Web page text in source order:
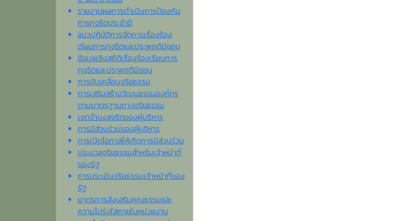
รายงานผลการดำเนินการป้องกัน
การทุจริตประจำปี
แนวปฏิบัติการจัดการเรื่องร้อง
เรียนการทุจริตและประพฤติมิชอบ
ข้อมูลเชิงสถิติเรื่องร้องเรียนการ
ทุจริตและประพฤติมิชอบ
การขับเคลื่อนจริยธรรม
การเสริมสร้างวัฒนธรรมองค์กร
ตามมาตรฐานทางจริยธรรม
เจตจํานงสุจริตของผู้บริหาร
การมีส่วนร่วมของผู้บริหาร
การเปิดโอกาสให้เกิดการมีส่วนร่วม
ประมวลจริยธรรมสำหรับเจ้าหน้าที่
ของรัฐ
การประเมินจริยธรรมเจ้าหน้าที่ของ
รัฐ
มาตรการส่งเสริมคุณธรรมและ
ความโปร่งใสภายในหน่วยงาน